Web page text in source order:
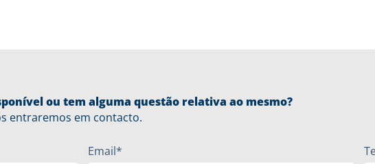
ou tem alguma questão relativa ao mesmo?
entraremos em contacto.
Email*